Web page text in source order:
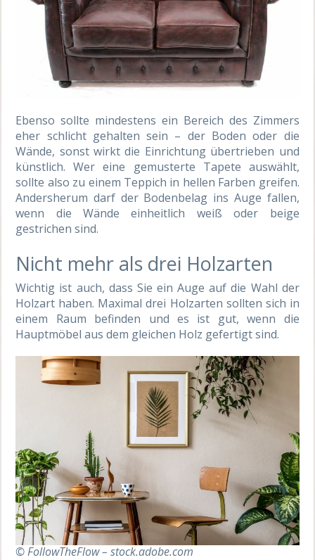
Ebenso sollte mindestens ein Bereich des Zimmers
eher schlicht gehalten sein – der Boden oder die
Wände, sonst wirkt die Einrichtung übertrieben und
künstlich. Wer eine gemusterte Tapete auswählt,
sollte also zu einem Teppich in hellen Farben greifen.
Andersherum darf der Bodenbelag ins Auge fallen,
wenn die Wände einheitlich weiß oder beige
gestrichen sind.
Nicht mehr als drei Holzarten
Wichtig ist auch, dass Sie ein Auge auf die Wahl der
Holzart haben. Maximal drei Holzarten sollten sich in
einem Raum befinden und es ist gut, wenn die
Hauptmöbel aus dem gleichen Holz gefertigt sind.
© FollowTheFlow – stock.adobe.com